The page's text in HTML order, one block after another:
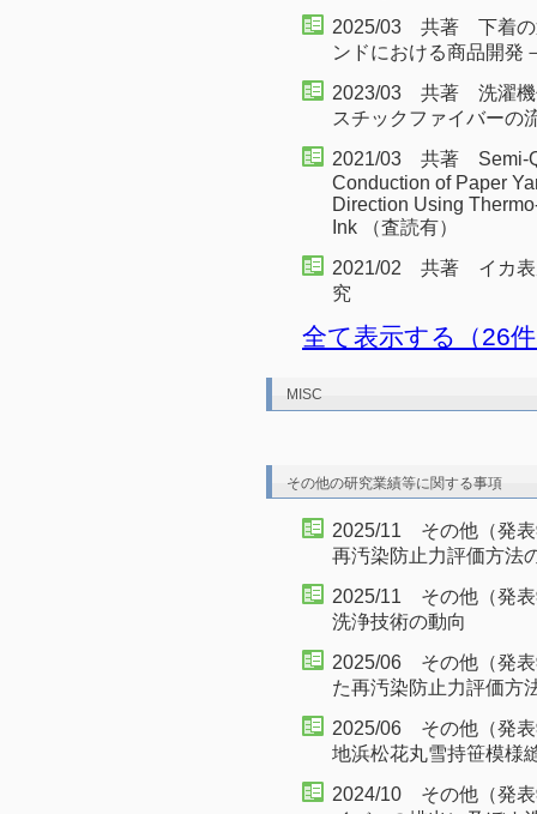
2025/03 共著 下着の
ンドにおける商品開発
2023/03 共著 洗濯機
スチックファイバーの
2021/03 共著 Semi-
Conduction of Paper
Direction Using
Ink （査読有）
2021/02 共著 イカ表
究
全て表示する（26
MISC
その他の研究業績等に関する事項
2025/11 その他（発
再汚染防止力評価方法
2025/11 その他（発
洗浄技術の動向
2025/06 その他（発
た再汚染防止力評価方
2025/06 その他（発
地浜松花丸雪持笹模様
2024/10 その他（発